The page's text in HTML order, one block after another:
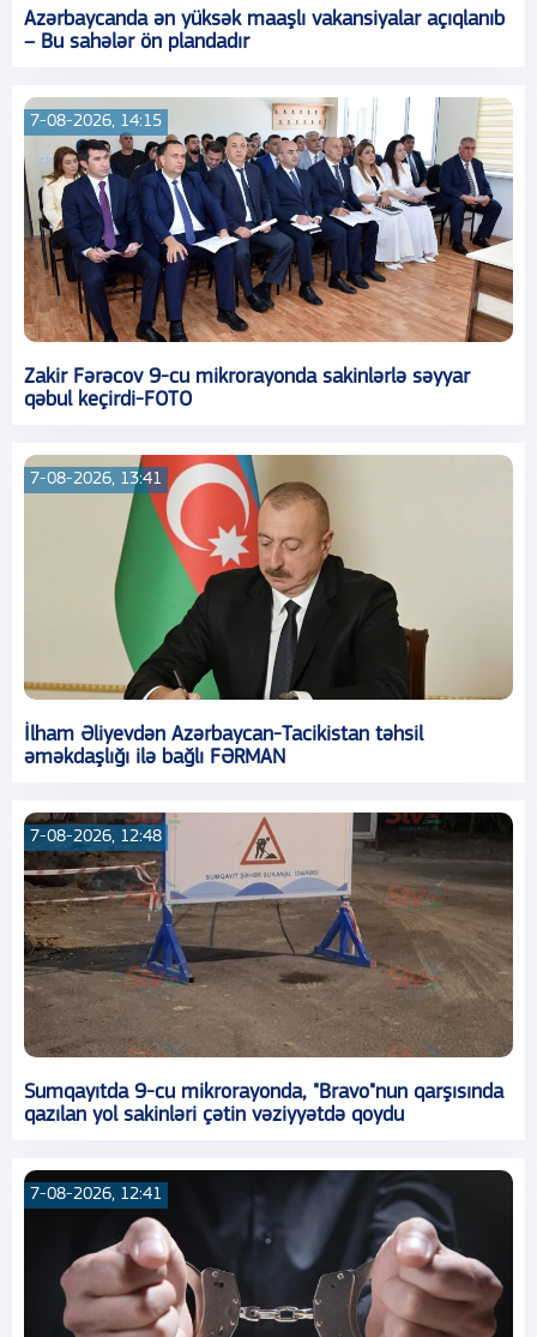
Azərbaycanda ən yüksək maaşlı vakansiyalar açıqlanıb
– Bu sahələr ön plandadır
7-08-2026, 14:15
Zakir Fərəcov 9-cu mikrorayonda sakinlərlə səyyar
qəbul keçirdi-FOTO
7-08-2026, 13:41
İlham Əliyevdən Azərbaycan-Tacikistan təhsil
əməkdaşlığı ilə bağlı FƏRMAN
7-08-2026, 12:48
Sumqayıtda 9-cu mikrorayonda, "Bravo"nun qarşısında
qazılan yol sakinləri çətin vəziyyətdə qoydu
7-08-2026, 12:41